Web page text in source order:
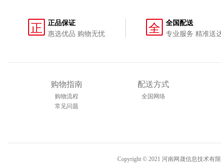
正
正品保证
惠选优品 购物无忧
全
全国配送
专业服务 精准送
购物指南
购物流程
常见问题
配送方式
全国网络
Copyright © 2021 河南网晟信息技术有